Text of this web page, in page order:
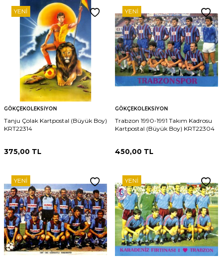
YENI
GÖKÇEKOLEKSIYON
Tanju Çolak Kartpostal (Büyük Boy)
KRT22314
375,00 TL
YENI
GÖKÇEKOLEKSIYON
Trabzon 1990-1991 Takım Kadrosu
Kartpostal (Büyük Boy) KRT22304
450,00 TL
YENI YENI